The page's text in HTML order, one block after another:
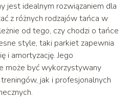
jest idealnym rozwiązaniem dla
z różnych rodzajów tańca w
od tego, czy chodzi o tańce
style, taki parkiet zapewnia
i amortyzację. Jego
może być wykorzystywany
jak i profesjonalnych